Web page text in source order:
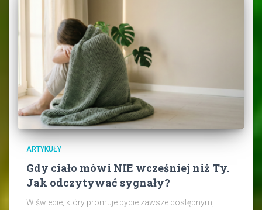
ARTYKUŁY
Gdy ciało mówi NIE wcześniej niż Ty.
Jak odczytywać sygnały?
W świecie, który promuje bycie zawsze dostępnym,